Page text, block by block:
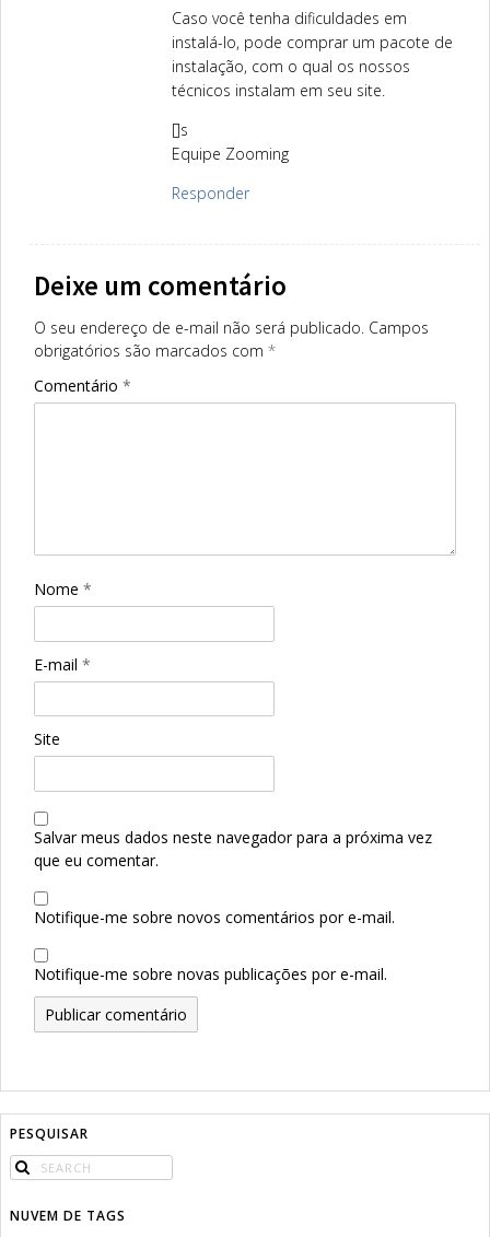
Caso você tenha dificuldades em
instalá-lo, pode comprar um pacote de
instalação, com o qual os nossos
técnicos instalam em seu site.
[]s
Equipe Zooming
Responder
Deixe um comentário
O seu endereço de e-mail não será publicado. Campos
obrigatórios são marcados com *
Comentário *
Nome *
E-mail *
Site
Salvar meus dados neste navegador para a próxima vez
que eu comentar.
Notifique-me sobre novos comentários por e-mail.
Notifique-me sobre novas publicações por e-mail.
PESQUISAR
NUVEM DE TAGS